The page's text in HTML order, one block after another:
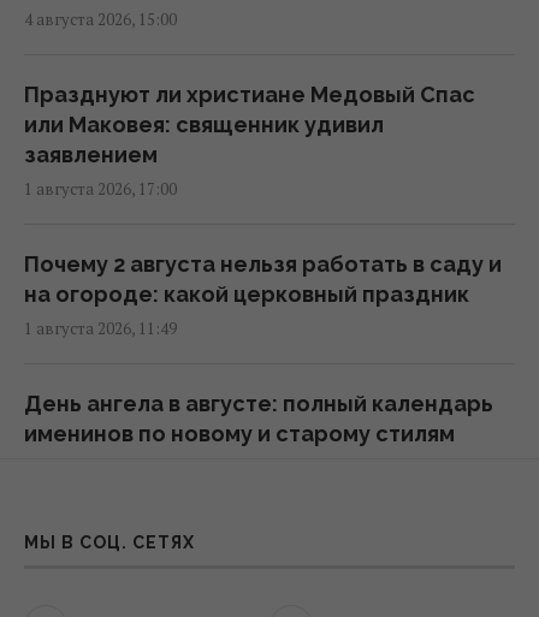
08:28 четверг, 06 августа 2026
6 августа жара в Киеве достигнет апогея:
разогреет аж до +39°
08:03 четверг, 06 августа 2026
нового удара (график)
07:10 четверг, 06 августа 2026
максимума (карта)
06:30 четверг, 06 августа 2026
критический порог уже в ближайшие
4 августа 2026, 15:00
Празднуют ли христиане Медовый Спас
или Маковея: священник удивил
заявлением
1 августа 2026, 17:00
Почему 2 августа нельзя работать в саду и
на огороде: какой церковный праздник
1 августа 2026, 11:49
День ангела в августе: полный календарь
именинов по новому и старому стилям
Августовские спасы — что категорически
МЫ В СОЦ. СЕТЯХ